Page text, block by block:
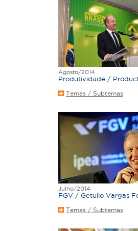
Agosto/2014
Produtividade /
Temas / Subtemas
Julho/2014
FGV / Getulio Vargas
Temas / Subtemas